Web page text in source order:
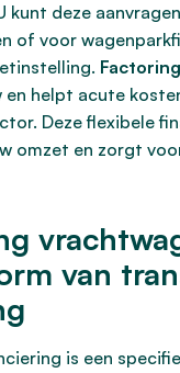
kunt deze
of voor
Factoring
en helpt acute
Deze flexibele
omzet en zorgt
van
is een